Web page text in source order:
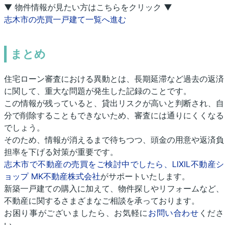
▼ 物件情報が見たい方はこちらをクリック ▼
志木市の売買一戸建て一覧へ進む
まとめ
住宅ローン審査における異動とは、長期延滞など過去の返済
に関して、重大な問題が発生した記録のことです。
この情報が残っていると、貸出リスクが高いと判断され、自
分で削除することもできないため、審査には通りにくくなる
でしょう。
そのため、情報が消えるまで待ちつつ、頭金の用意や返済負
担率を下げる対策が重要です。
志木市で不動産の売買をご検討中でしたら、LIXIL不動産シ
ョップ MK不動産株式会社がサポートいたします。
新築一戸建ての購入に加えて、物件探しやリフォームなど、
不動産に関するさまざまなご相談を承っております。
お困り事がございましたら、お気軽にお問い合わせ くださ